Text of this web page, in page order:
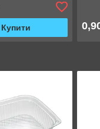
Купити